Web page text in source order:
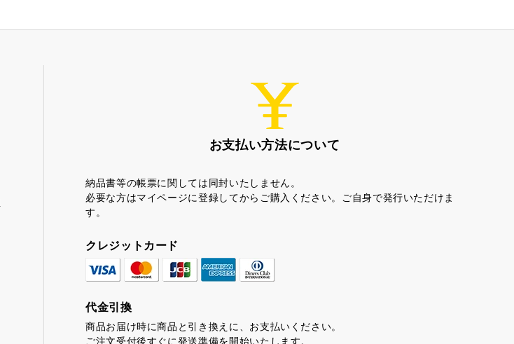
お支払い方法について
納品書等の帳票に関しては同封いたしません。
必要な方はマイページに登録してからご購入ください。ご自身で発行いただけま
す。
クレジットカード
代金引換
商品お届け時に商品と引き換えに、お支払いください。
ご注文受付後すぐに発送準備を開始いたします。